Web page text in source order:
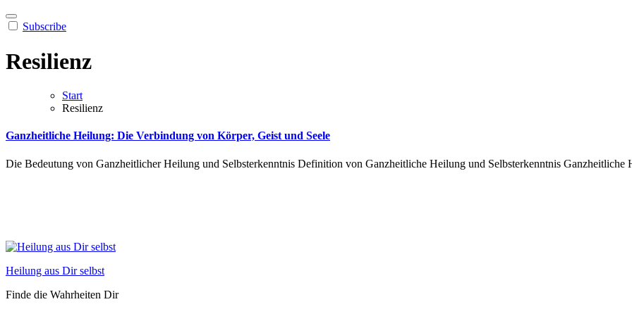
Subscribe
Resilienz
Start
Resilienz
Ganzheitliche Heilung: Die Verbindung von Körper, Geist und Seele
Die Bedeutung von Ganzheitlicher Heilung und Selbsterkenntnis Definition von Ganzheitliche Heilung und Selbsterkenntnis Ganzheitliche
Heilung aus Dir selbst
Finde die Wahrheiten Dir